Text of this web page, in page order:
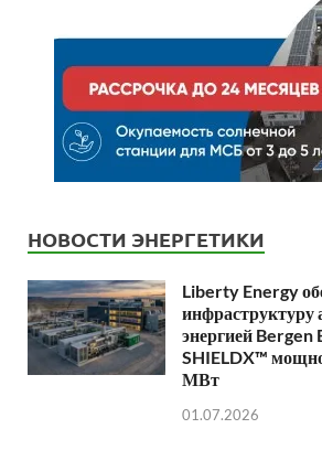
НОВОСТИ ЭНЕРГЕТИКИ
Liberty Energy
инфраструктуру
энергией Bergen
SHIELDX™
МВт
01.07.2026